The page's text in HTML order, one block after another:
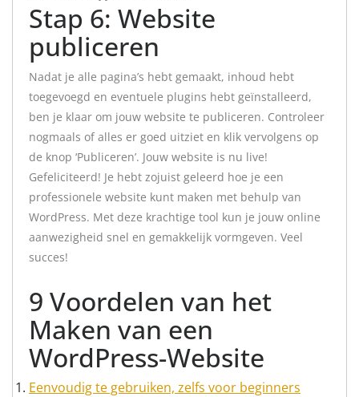
Stap 6: Website
publiceren
Nadat je alle pagina’s hebt gemaakt, inhoud hebt
toegevoegd en eventuele plugins hebt geïnstalleerd,
ben je klaar om jouw website te publiceren. Controleer
nogmaals of alles er goed uitziet en klik vervolgens op
de knop ‘Publiceren’. Jouw website is nu live!
Gefeliciteerd! Je hebt zojuist geleerd hoe je een
professionele website kunt maken met behulp van
WordPress. Met deze krachtige tool kun je jouw online
aanwezigheid snel en gemakkelijk vormgeven. Veel
succes!
9 Voordelen van het
Maken van een
WordPress-Website
Eenvoudig te gebruiken, zelfs voor beginners